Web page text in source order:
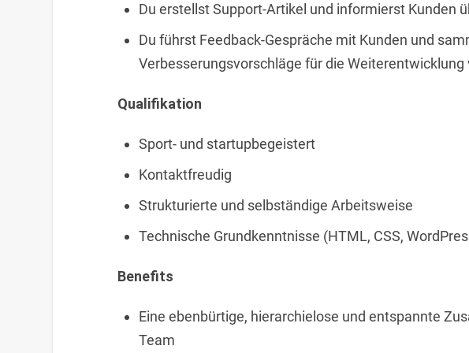
Du erstellst Support-Artikel und informierst Kunden
Du führst Feedback-Gespräche mit Kunden und
Verbesserungsvorschläge für die Weiterentwicklung
Qualifikation
Sport- und startupbegeistert
Kontaktfreudig
Strukturierte und selbständige Arbeitsweise
Technische Grundkenntnisse (HTML, CSS,
Benefits
Eine ebenbürtige, hierarchielose und entspannte
Team